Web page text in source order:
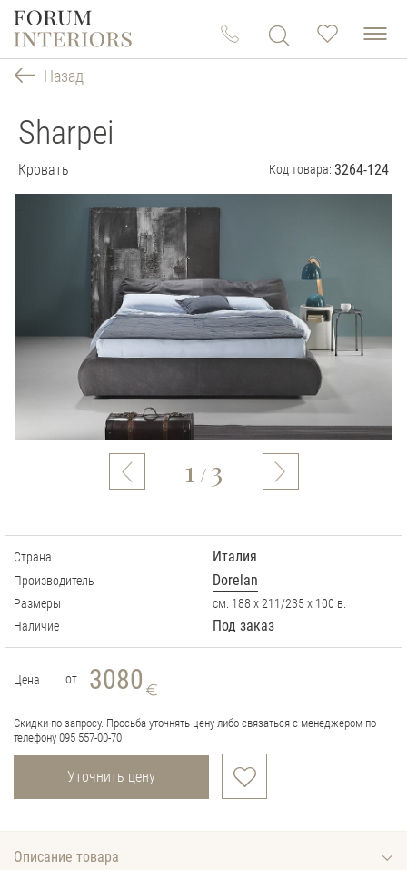
Назад
1 / 3
Sharpei
Кровать Код товара: 3264-124
Страна Италия
Производитель Dorelan
Размеры
см. 188 х 211/235 х 100 в.
Наличие
Под заказ
Цена от 3080
Скидки по запросу. Просьба уточнять цену либо связаться с менеджером по
телефону 095 557-00-70
Уточнить цену
Описание товара